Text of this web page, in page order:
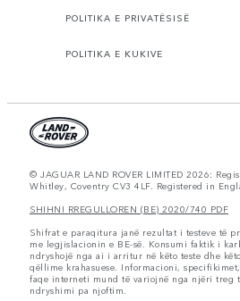
POLITIKA E PRIVATËSISË
POLITIKA E KUKIVE
© JAGUAR LAND ROVER LIMITED 2026:
Whitley, Coventry CV3 4LF. Registered in
SHIHNI RREGULLOREN (BE) 2020/740 PDF
Shifrat e paraqitura janë rezultat i testeve të
me legjislacionin e BE-së. Konsumi faktik i
ndryshojë nga ai i arritur në këto teste dhe
qëllime krahasuese. Informacioni,
faqe interneti mund të variojnë nga njëri treg
ndryshimi pa njoftim.